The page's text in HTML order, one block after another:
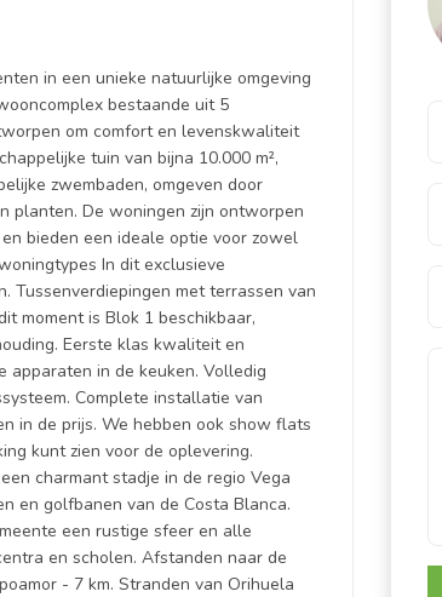
in een unieke natuurlijke omgeving
bestaande uit 5
om comfort en levenskwaliteit
tuin van bijna 10.000 m²,
zwembaden, omgeven door
planten. De woningen zijn ontworpen
bieden een ideale optie voor zowel
In dit exclusieve
Tussenverdiepingen met terrassen van
moment is Blok 1 beschikbaar,
Eerste klas kwaliteit en
in de keuken. Volledig
Complete installatie van
in de prijs. We hebben ook show flats
kunt zien voor de oplevering.
charmant stadje in de regio Vega
en golfbanen van de Costa Blanca.
een rustige sfeer en alle
en scholen. Afstanden naar de
- 7 km. Stranden van Orihuela